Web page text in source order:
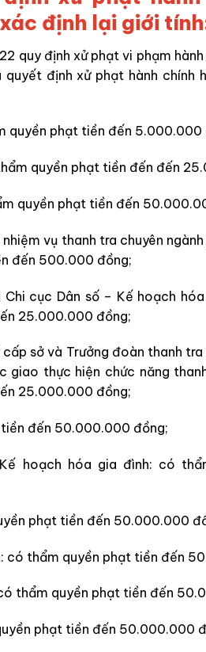
định lại giới
quy định xử phạt vi phạm
định xử phạt hành chính
quyền phạt tiền đến 5.000.000
quyền phạt tiền đến đến
quyền phạt tiền đến
vụ thanh tra chuyên
đến 500.000 đồng;
cục Dân số – Kế hoạch
25.000.000 đồng;
sở và Trưởng đoàn thanh tra
giao thực hiện chức năng
25.000.000 đồng;
tiền đến 50.000.000 đồng;
hoạch hóa gia đình: có
phạt tiền đến 50.000.000
có thẩm quyền phạt tiền đến
thẩm quyền phạt tiền đến
phạt tiền đến 50.000.000